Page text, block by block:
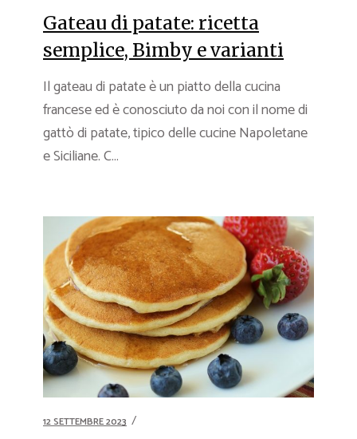
Gateau di patate: ricetta
semplice, Bimby e varianti
Il gateau di patate è un piatto della cucina
francese ed è conosciuto da noi con il nome di
gattò di patate, tipico delle cucine Napoletane
e Siciliane. C...
12 SETTEMBRE 2023